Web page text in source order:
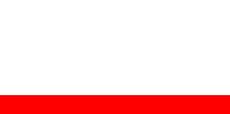
Ürün bilgilerinde hatalar bulunuyor.